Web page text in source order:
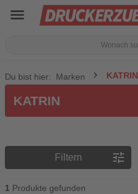
menu
Du bist hier: Marken KATRIN
KATRIN
Filtern tune
Preisreihenfolge
1 Produkte gefunden